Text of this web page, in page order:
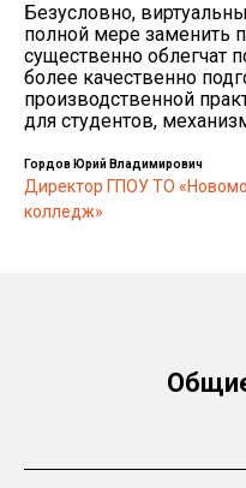
Безусловно,
полной мере заменить
существенно облегчат
более качественно
производственной
для студентов,
Гордов Юрий Владимирович
Директор ГПОУ ТО
колледж»